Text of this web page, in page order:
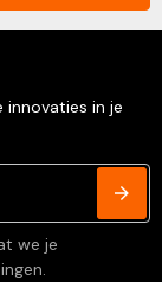
in je
we je